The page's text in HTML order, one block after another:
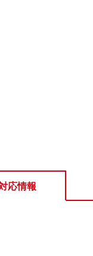
応情報